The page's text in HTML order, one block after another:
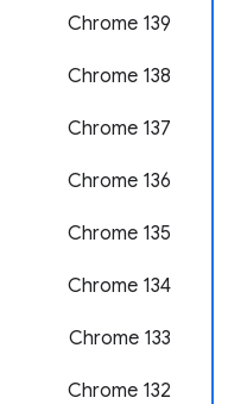
Chrome 139
Chrome 138
Chrome 137
Chrome 136
Chrome 135
Chrome 134
Chrome 133
Chrome 132